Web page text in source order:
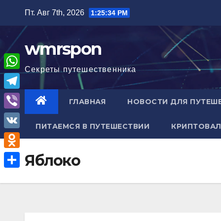
содержимому
Пт. Авг 7th, 2026 1:25:35 PM
wmrspon
Секреты путешественника
ГЛАВНАЯ НОВОСТИ ДЛЯ
ПИТАЕМСЯ В ПУТЕШЕСТВИИ
Яблоко
W
h
a
A
T
e
l
e
g
V
i
b
e
V
K
O